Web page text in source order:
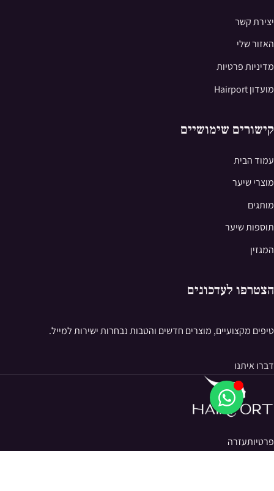
יצירת קשר
האזור שלי
מדיניות פרטיות
מועדון Hairport
קישורים שימושיים
עמוד הבית
מוצרי שיער
מותגים
תוספות שיער
המגזין
הצטרפו לעדכונים
טיפים מקצועיים, מוצרים חדשים והטבות נבחרות ישירות למייל.
דברו איתנו
פרטיותעזרה